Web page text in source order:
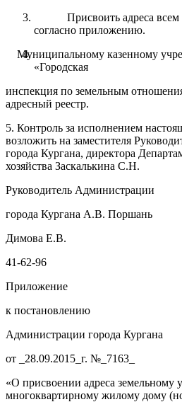
Присвоить адреса
согласно приложению.
Муниципальному казенному
«Городская
инспекция по земельным
адресный реестр.
5. Контроль за исполнением
возложить на заместителя
города Кургана, директора
хозяйства Заскалькина С.Н.
Руководитель Администрации
города Кургана А.В. Поршань
Димова Е.В.
41-62-96
Приложение
к постановлению
Администрации города Кургана
от _28.09.2015_г. №_7163_
«О присвоении адреса земельному
многоквартирному жилому дому